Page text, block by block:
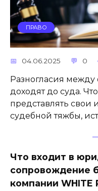
ПРАВО
04.06.2025 0
Разногласия между
доходят до суда.
представлять свои
судебной тяжбы,
Что входит в
сопровождение
компании WHITE